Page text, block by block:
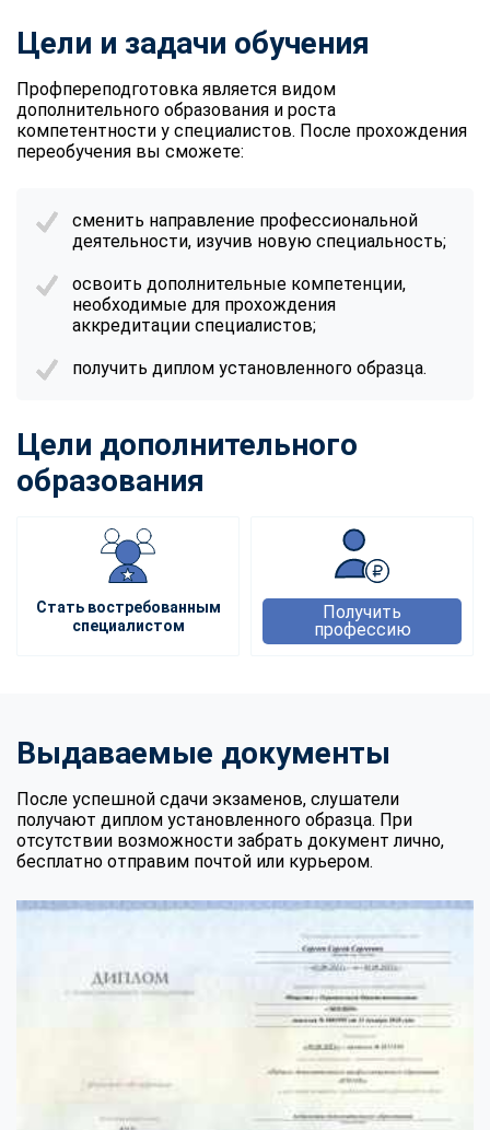
Цели и задачи обучения
Профпереподготовка является видом
дополнительного образования и роста
компетентности у специалистов. После прохождения
переобучения вы сможете:
сменить направление профессиональной
деятельности, изучив новую специальность;
освоить дополнительные компетенции,
необходимые для прохождения
аккредитации специалистов;
получить диплом установленного образца.
Цели дополнительного
образования
Стать востребованным
специалистом
Получить
профессию
Выдаваемые документы
После успешной сдачи экзаменов, слушатели
получают диплом установленного образца. При
отсутствии возможности забрать документ лично,
бесплатно отправим почтой или курьером.